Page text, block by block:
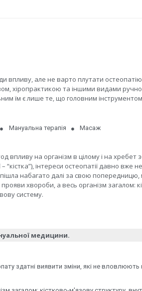
впливу, але не варто плутати
хіропрактикою та іншими видами
їм є лише те, що головним інструментом
Мануальна терапія Масаж
впливу на організм в цілому і на
“кістка”), інтереси остеопатії давно вже
набагато далі за свою
хвороби, а весь організм загалом:
систему.
медицини.
здатні виявити зміни, які не вловлюють